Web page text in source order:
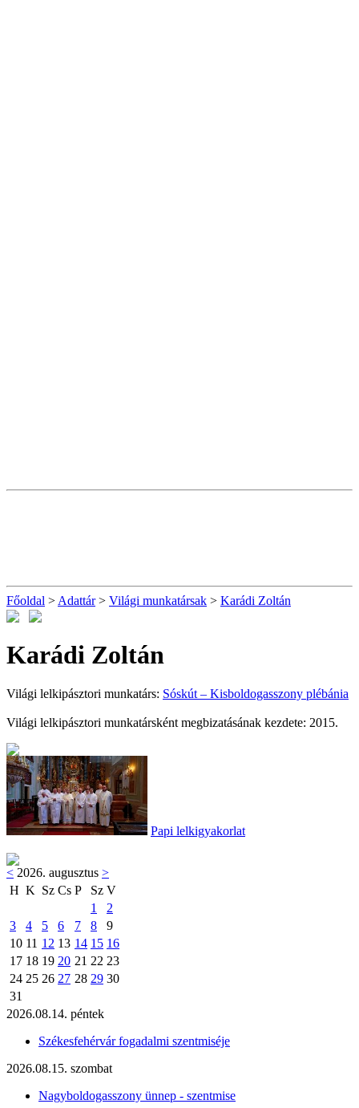
Főoldal > Adattár> Világi munkatársak > Karádi Zoltán
Karádi Zoltán
Világi lelkipásztori munkatárs: Sóskút – Kisboldogasszony plébánia
Világi lelkipásztori munkatársként megbizatásának kezdete: 2015.
Papi lelkigyakorlat
< 2026. augusztus >
H K Sz Cs P Sz V
1
2
3
4 5 6 7 8
9
10 11 12 13 14 15 16
17 18 19 20 21 22 23
24 25 26 27 28 29 30
31
2026.08.14. péntek
Székesfehérvár fogadalmi szentmiséje
2026.08.15. szombat
Nagyboldogasszony ünnep - szentmise